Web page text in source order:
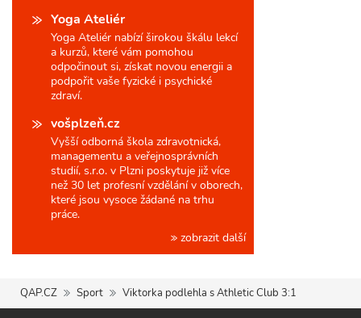
Yoga Ateliér
Yoga Ateliér nabízí širokou škálu lekcí
a kurzů, které vám pomohou
odpočinout si, získat novou energii a
podpořit vaše fyzické i psychické
zdraví.
vošplzeň.cz
Vyšší odborná škola zdravotnická,
managementu a veřejnosprávních
studií, s.r.o. v Plzni poskytuje již více
než 30 let profesní vzdělání v oborech,
které jsou vysoce žádané na trhu
práce.
zobrazit další
QAP.CZ Sport Viktorka podlehla s Athletic Club 3:1